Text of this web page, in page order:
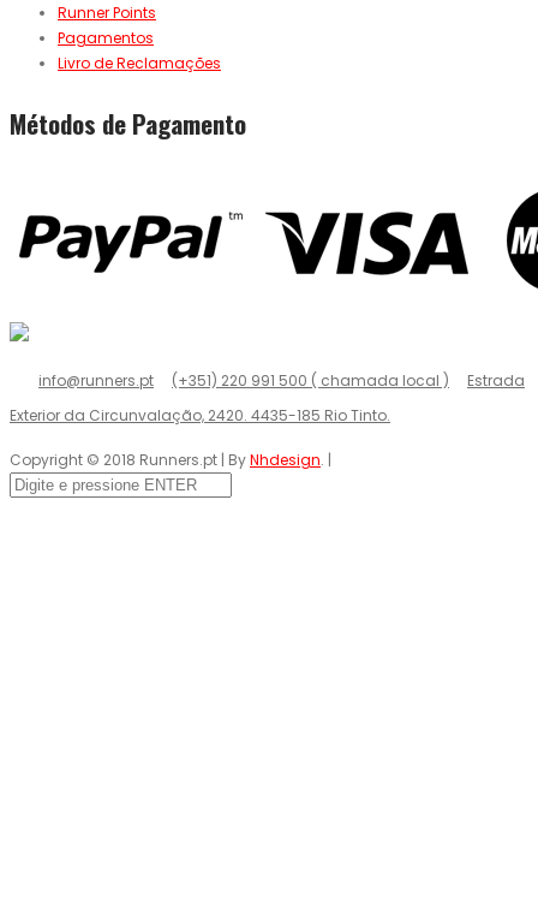
Runner Points
Pagamentos
Livro de Reclamações
Métodos de Pagamento
info@runners.pt (+351) 220 991 500 ( chamada local )
Estrada
Exterior da Circunvalação, 2420. 4435-185 Rio Tinto.
Copyright © 2018 Runners.pt | ByNhdesign. |